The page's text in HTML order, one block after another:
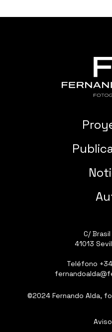
C/
41013
Teléfono
©2024 Fernando Alda,